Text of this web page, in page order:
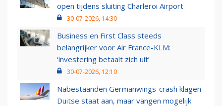
open tijdens sluiting Charleroi Airport
30-07-2026, 14:30
Business en First Class steeds
belangrijker voor Air France-KLM:
‘investering betaalt zich uit’
30-07-2026, 12:10
Nabestaanden Germanwings-crash klagen
Duitse staat aan, maar vangen mogelijk